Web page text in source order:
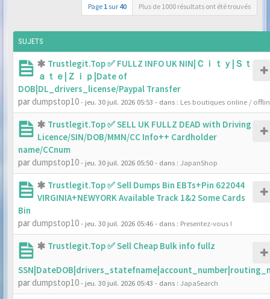
Page 1 sur 40 Plus de 1000 résultats ont été trouvés
SUJETS
Trustlegit.Top ✅ FULLZ INFO UK NIN|Ｃｉｔｙ|Ｓｔ
ａｔｅ|Ｚｉｐ|Date of
DOB|DL_drivers_license/Paypal Transfer
par dumpstop10- jeu. 30 juil. 2026 05:53 - dans : Les boutiques online /
Trustlegit.Top ✅ SELL UK FULLZ DEAD with Driving
Licence/SIN/DOB/MMN/CC Info++ Cardholder
name/CCnum
par dumpstop10- jeu. 30 juil. 2026 05:50- dans : JapanShop
Trustlegit.Top ✅ Sell Dumps Bin EBTs+Pin 622044
VIRGINIA+NEWYORK Available Track 1&2 Some Cards
Bin
par dumpstop10- jeu. 30 juil. 2026 05:46- dans : Presentez-vous !
Trustlegit.Top ✅ Sell Cheap Bulk info fullz
par dumpstop10- jeu. 30 juil. 2026 05:43 - dans : JapaSearch